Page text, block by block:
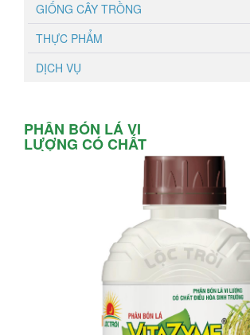
GIỐNG CÂY TRỒNG
THỰC PHẨM
DỊCH VỤ
PHÂN BÓN LÁ VI
LƯỢNG CÓ CHẤT
TRƯỞNG VITAZYME